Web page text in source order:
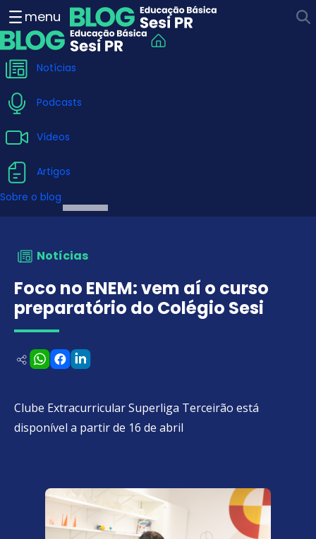
Foco no ENEM: vem aí o
menu
Notícias
Podcasts
Vídeos
Artigos
Sobre o blog
Notícias
Foco no ENEM: vem aí o curso
preparatório do Colégio Sesi
Clube Extracurricular Superliga Terceirão está
disponível a partir de 16 de abril